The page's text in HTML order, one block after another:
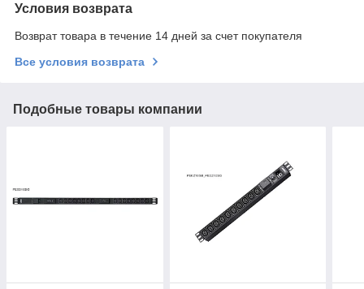
Условия возврата
Возврат товара в течение 14 дней за счет покупателя
Все условия возврата
Подобные товары компании